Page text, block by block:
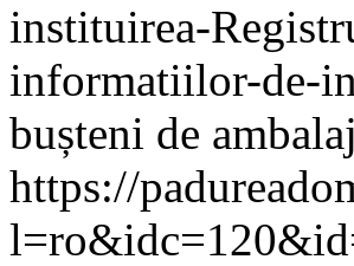
instituirea-
informatiilor-de-
bușteni de
https://